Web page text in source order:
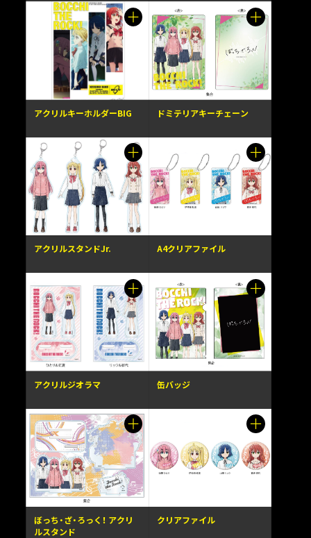
アクリルキーホルダーBIG ドミテリアキーチェーン
アクリルスタンドJr. A4クリアファイル
アクリルジオラマ 缶バッジ
ぼっち・ざ・ろっく！ アクリ
ルスタンド
クリアファイル